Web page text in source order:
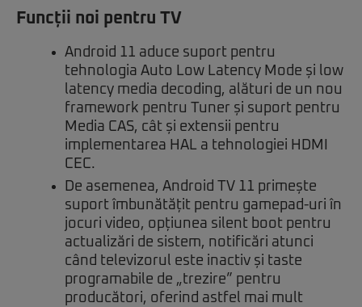
Funcții noi pentru TV
Android 11 aduce suport pentru
tehnologia Auto Low Latency Mode și low
latency media decoding, alături de un nou
framework pentru Tuner și suport pentru
Media CAS, cât și extensii pentru
implementarea HAL a tehnologiei HDMI
CEC.
De asemenea, Android TV 11 primește
suport îmbunătățit pentru gamepad-uri în
jocuri video, opțiunea silent boot pentru
actualizări de sistem, notificări atunci
când televizorul este inactiv și taste
programabile de „trezire” pentru
producători, oferind astfel mai mult